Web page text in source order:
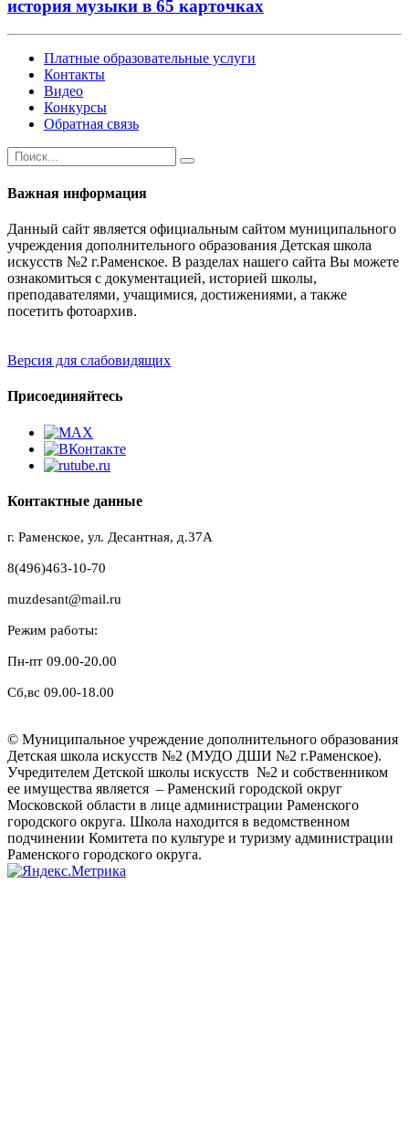
история музыки в 65 карточках
Платные образовательные услуги
Контакты
Видео
Конкурсы
Обратная связь
Важная информация
Данный сайт является официальным сайтом муниципального
учреждения дополнительного образования Детская школа
искусств №2 г.Раменское. В разделах нашего сайта Вы можете
ознакомиться с документацией, историей школы,
преподавателями, учащимися, достижениями, а также
посетить фотоархив.
Версия для слабовидящих
Присоединяйтесь
Контактные данные
г. Раменское, ул. Десантная, д.37A
8(496)463-10-70
muzdesant@mail.ru
Режим работы:
Пн-пт 09.00-20.00
Сб,вс 09.00-18.00
© Муниципальное учреждение дополнительного образования
Детская школа искусств №2 (МУДО ДШИ №2 г.Раменское).
Учредителем Детской школы искусств №2 и собственником
ее имущества является – Раменский городской округ
Московской области в лице администрации Раменского
городского округа. Школа находится в ведомственном
подчинении Комитета по культуре и туризму администрации
Раменского городского округа.